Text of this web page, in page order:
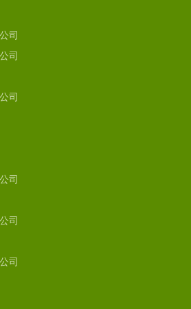
司
司
司
司
司
司